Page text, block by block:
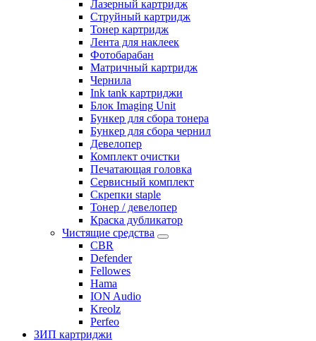
Лазерный картридж
Струйный картридж
Тонер картридж
Лента для наклеек
Фотобарабан
Матричный картридж
Чернила
Ink tank картриджи
Блок Imaging Unit
Бункер для сбора тонера
Бункер для сбора чернил
Девелопер
Комплект очистки
Печатающая головка
Сервисный комплект
Скрепки staple
Тонер / девелопер
Краска дубликатор
Чистящие средства
CBR
Defender
Fellowes
Hama
ION Audio
Kreolz
Perfeo
ЗИП картриджи